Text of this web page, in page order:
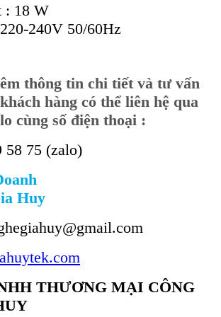
: 18 W
240V 50/60Hz
thông tin chi tiết và tư vấn
hàng có thể liên hệ qua
cùng số điện thoại :
58 75 (zalo)
Huy
THƯƠNG MẠI CÔNG